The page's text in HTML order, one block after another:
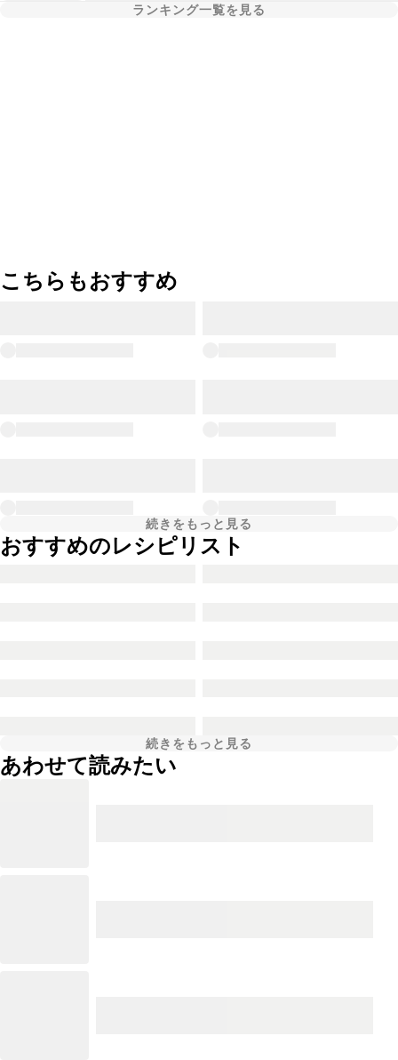
ランキング一覧を見る
こちらもおすすめ
続きをもっと見る
おすすめのレシピリスト
続きをもっと見る
あわせて読みたい